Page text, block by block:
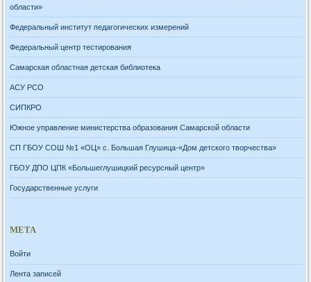
области»
Федеральный институт педагогических измерений
Федеральный центр тестирования
Самарская областная детская библиотека
АСУ РСО
СИПКРО
Южное управление министерства образования Самарской области
СП ГБОУ СОШ №1 «ОЦ» с. Большая Глушица-«Дом детского творчества»
ГБОУ ДПО ЦПК «Большеглушицкий ресурсный центр»
Государственные услуги
МЕТА
Войти
Лента записей